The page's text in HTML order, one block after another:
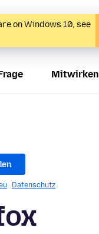
on Windows 10, see
Mitwirken
Datenschutz